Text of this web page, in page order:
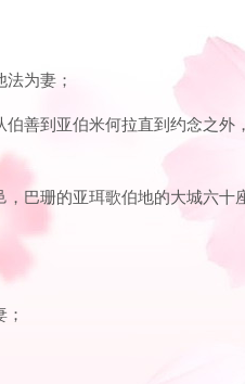
为妻；
善到亚伯米何拉直到约念之外
巴珊的亚珥歌伯地的大城六十